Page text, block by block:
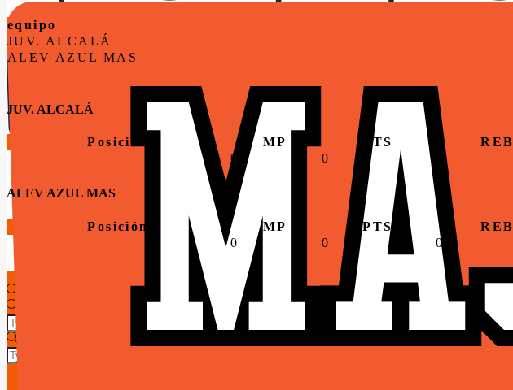
Seguro Médico
NORMATIVA 26-27
equipo
JUV. ALCALÁ
ALEV AZUL MAS
JUV. ALCALÁ
Posición MP PTS REB
0
0
ALEV AZUL MAS
Posición MP PTS REB
0
0 0